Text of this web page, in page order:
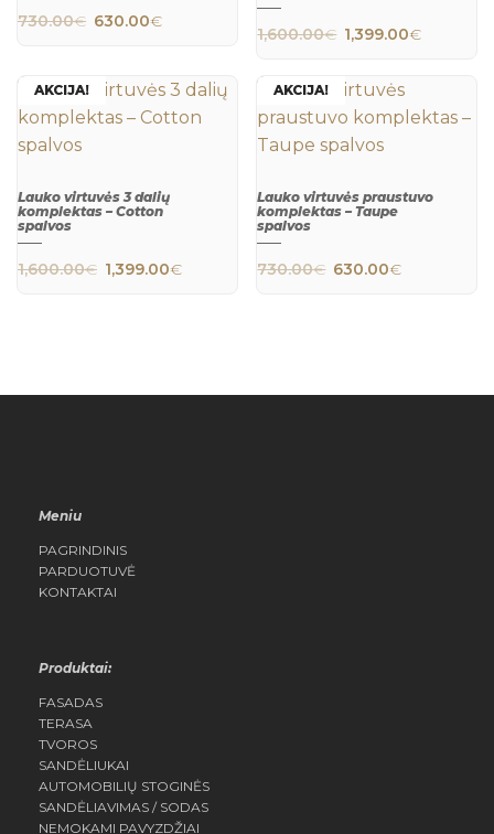
VIEW
730.00€ Original price was: 730.00€.
630.00€
1,600.00€ Original price
1,399.00€
AKCIJA!
Lauko virtuvės 3 dalių
komplektas – Cotton
spalvos
1,600.00€ Original price was: 1,600.00€.
1,399.00€ Current price is: 1,399.00€.
AKCIJA!
Lauko virtuvės praustuvo
komplektas – Taupe
spalvos
730.00€ Original price
630.00€
Meniu
PAGRINDINIS
PARDUOTUVĖ
KONTAKTAI
Produktai:
FASADAS
TERASA
TVOROS
SANDĖLIUKAI
AUTOMOBILIŲ STOGINĖS
SANDĖLIAVIMAS / SODAS
NEMOKAMI PAVYZDŽIAI